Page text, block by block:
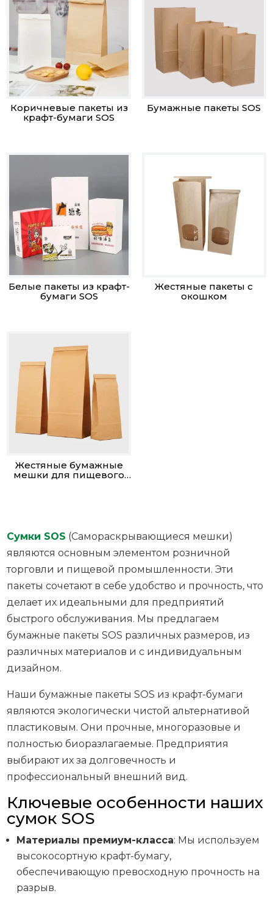
Коричневые пакеты из
крафт-бумаги SOS
Бумажные пакеты SOS
Белые пакеты из крафт-
бумаги SOS
Жестяные пакеты с
окошком
Жестяные бумажные
мешки для пищевого
Сумки SOS (Самораскрывающиеся мешки)
являются основным элементом розничной
торговли и пищевой промышленности. Эти
пакеты сочетают в себе удобство и прочность, что
делает их идеальными для предприятий
быстрого обслуживания. Мы предлагаем
бумажные пакеты SOS различных размеров, из
различных материалов и с индивидуальным
дизайном.
Наши бумажные пакеты SOS из крафт-бумаги
являются экологически чистой альтернативой
пластиковым. Они прочные, многоразовые и
полностью биоразлагаемые. Предприятия
выбирают их за долговечность и
профессиональный внешний вид.
Ключевые особенности наших
сумок SOS
Материалы премиум-класса: Мы используем
высокосортную крафт-бумагу,
обеспечивающую превосходную прочность на
разрыв.